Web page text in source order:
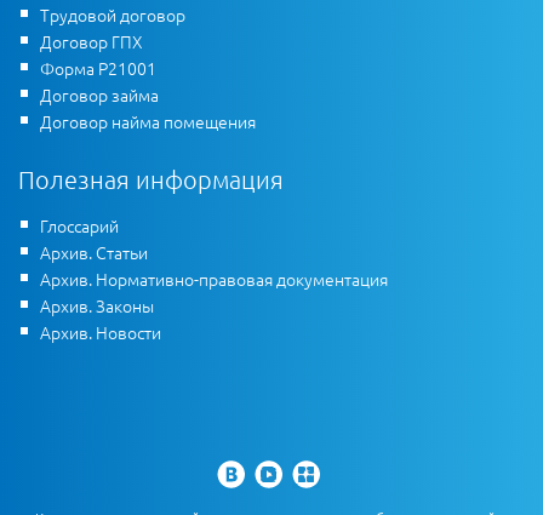
Трудовой договор
Договор ГПХ
Форма Р21001
Договор займа
Договор найма помещения
Полезная информация
Глоссарий
Архив. Статьи
Архив. Нормативно-правовая документация
Архив. Законы
Архив. Новости